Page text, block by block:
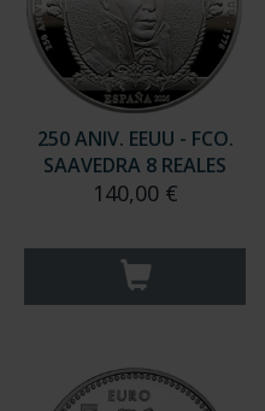
250 ANIV. EEUU - FCO.
SAAVEDRA 8 REALES
140,00 €